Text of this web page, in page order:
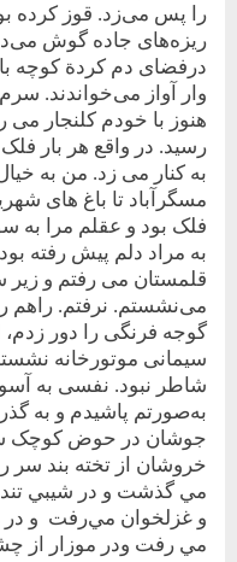
را پس می‌زد. قوز کرده
ريزه‌های جاده گوش
در‌فضای دم کردة کوچه
وار آواز می‌خواندند.
هنوز با خودم کلنجار
رسيد. در واقع هر بار
به کنار می زد. من به
مسگرآباد تا باغ های
فلک بود و عقلم مرا
به مراد دلم پيش رفته
قلمستان می رفتم و
می‌نشستم. نرفتم. راهم
گوجه فرنگی را دور
سيمانی موتورخانه
شاطر نبود. نفسی به
به‌صورتم پاشيدم و به
جوشان در حوض کوچک
خروشان از تخته بند سر
مي گذشت و در شيبي تند
و غزلخوان مي‌رفت و
مي رفت ودر موزار از